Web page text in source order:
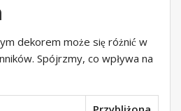
dekorem może się różnić w
Spójrzmy, co wpływa na